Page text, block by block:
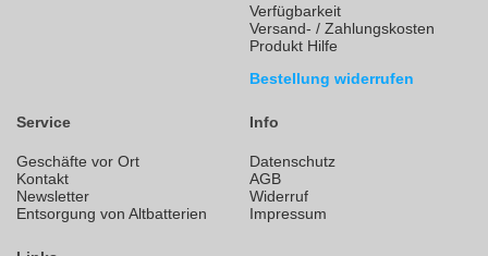
Verfügbarkeit
Versand- / Zahlungskosten
Produkt Hilfe
Bestellung widerrufen
Service
Geschäfte vor Ort
Kontakt
Newsletter
Entsorgung von Altbatterien
Info
Datenschutz
AGB
Widerruf
Impressum